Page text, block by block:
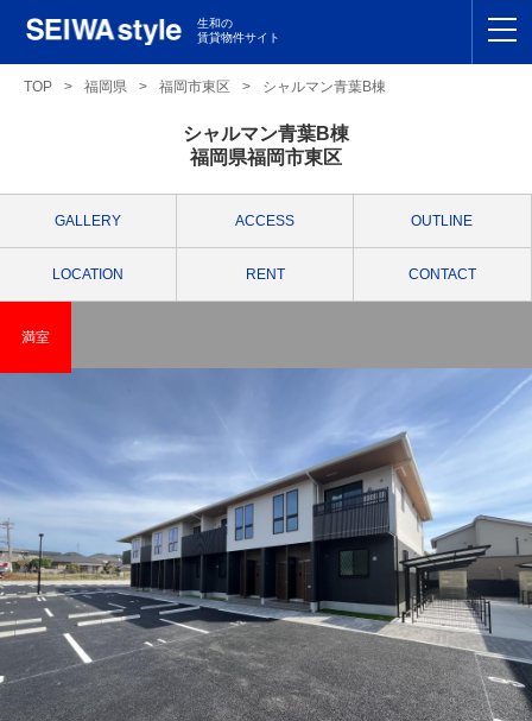
生和の
賃貸物件サイト
TOP
支店一覧
SEIWAの管理
お友達紹介特典
管理建物一覧
企業情報 採用情報
プライバシー
ポリシー
サイトマップ
TOP > 福岡県 > 福岡市東区 > シャルマン青葉B棟
シャルマン青葉B棟
福岡県福岡市東区
GALLERY ACCESS OUTLINE
LOCATION RENT CONTACT
満室